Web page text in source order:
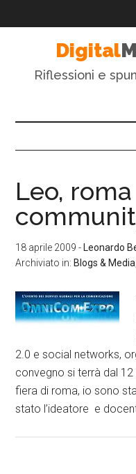
Digital
Riflessioni e
Leo,
18 aprile 2009 - Leonardo
Archiviato in: Blogs & Media
2.0 e social networks,
convegno si terrà dal
fiera di roma, io sono
stato l’ideatore e